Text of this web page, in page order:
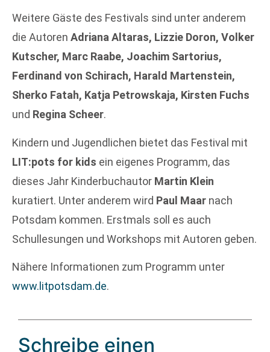
Weitere Gäste des Festivals sind unter anderem
die Autoren Adriana Altaras, Lizzie Doron, Volker
Kutscher, Marc Raabe, Joachim Sartorius,
Ferdinand von Schirach, Harald Martenstein,
Sherko Fatah, Katja Petrowskaja, Kirsten Fuchs
und Regina Scheer.
Kindern und Jugendlichen bietet das Festival mit
LIT:pots for kids ein eigenes Programm, das
dieses Jahr Kinderbuchautor Martin Klein
kuratiert. Unter anderem wird Paul Maar nach
Potsdam kommen. Erstmals soll es auch
Schullesungen und Workshops mit Autoren geben.
Nähere Informationen zum Programm unter
www.litpotsdam.de.
Schreibe einen